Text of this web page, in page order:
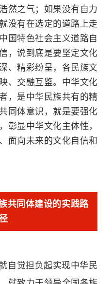
然之气；如果没有自力
没有在选定的道路上走
国特色社会主义道路自
，说到底是要坚定文化
、精彩纷呈，各民族文
、交融互鉴。中华文化
，是中华民族共有的精
同体意识，就是要强化
彰显中华文化主体性，
面向未来的文化自信和
共同体建设的实践路
自觉担负起实现中华民